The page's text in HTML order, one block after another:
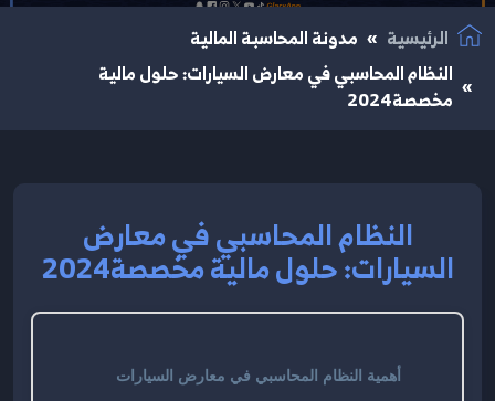
الرئيسية
مدونة المحاسبة المالية
النظام المحاسبي في معارض السيارات: حلول مالية
مخصصة2024
النظام المحاسبي في معارض
السيارات: حلول مالية مخصصة2024
أهمية النظام المحاسبي في معارض السيارات